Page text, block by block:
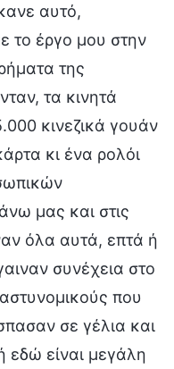
αυτό,
το έργο μου στην
της
τα κινητά
κινεζικά γουάν
κι ένα ρολόι
μας και στις
όλα αυτά, επτά ή
συνέχεια στο
που
σε γέλια και
εδώ είναι μεγάλη